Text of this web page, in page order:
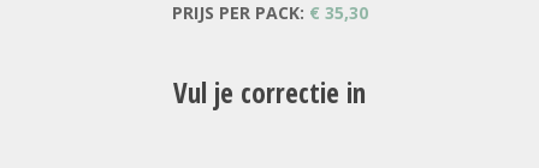
PRIJS PER PACK: € 35,30
Vul je correctie in